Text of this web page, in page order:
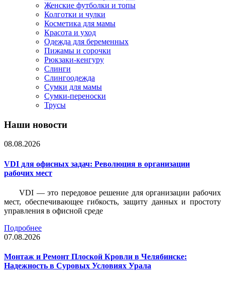
Женские футболки и топы
Колготки и чулки
Косметика для мамы
Красота и уход
Одежда для беременных
Пижамы и сорочки
Рюкзаки-кенгуру
Слинги
Слингоодежда
Сумки для мамы
Сумки-переноски
Трусы
Наши новости
08.08.2026
VDI для офисных задач: Революция в организации
рабочих мест
VDI — это передовое решение для организации рабочих
мест, обеспечивающее гибкость, защиту данных и простоту
управления в офисной среде
Подробнее
07.08.2026
Монтаж и Ремонт Плоской Кровли в Челябинске:
Надежность в Суровых Условиях Урала